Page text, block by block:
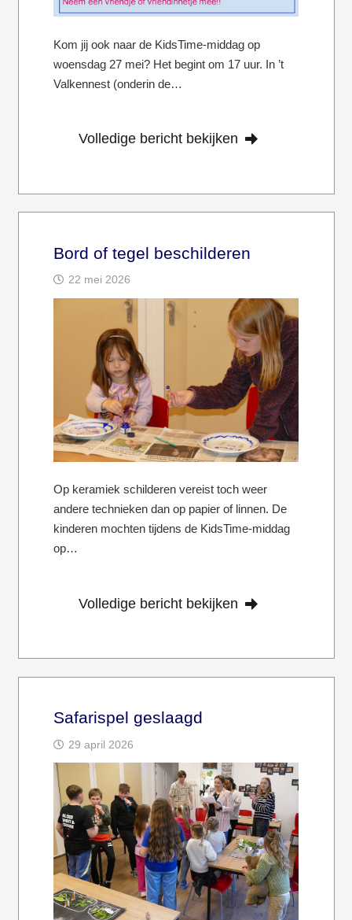
Kom jij ook naar de KidsTime-middag op
woensdag 27 mei? Het begint om 17 uur. In ’t
Valkennest (onderin de…
Volledige bericht bekijken
Bord of tegel beschilderen
22 mei 2026
Op keramiek schilderen vereist toch weer
andere technieken dan op papier of linnen. De
kinderen mochten tijdens de KidsTime-middag
op…
Volledige bericht bekijken
Safarispel geslaagd
29 april 2026